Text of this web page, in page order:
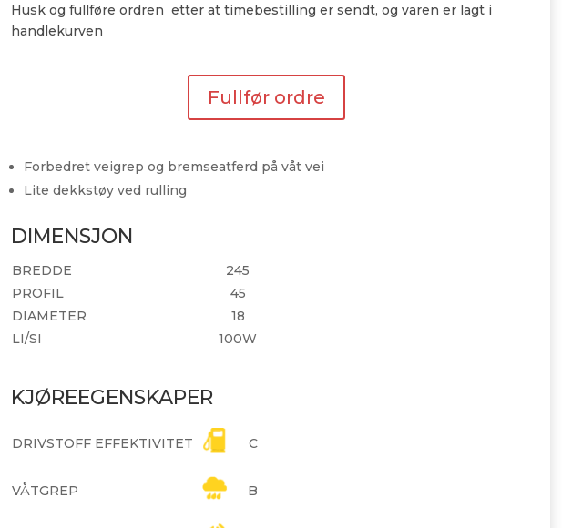
Husk og fullføre ordren etter at timebestilling er sendt, og varen er lagt i
handlekurven
Fullfør ordre
Forbedret veigrep og bremseatferd på våt vei
Lite dekkstøy ved rulling
DIMENSJON
BREDDE
245
PROFIL
45
DIAMETER
18
LI/SI
100W
KJØREEGENSKAPER
DRIVSTOFF EFFEKTIVITET C
VÅTGREP B